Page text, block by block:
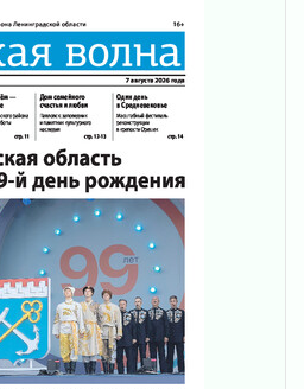
заслуга каждого
и объединять!
работник
2026» подведены!
на перекрестках